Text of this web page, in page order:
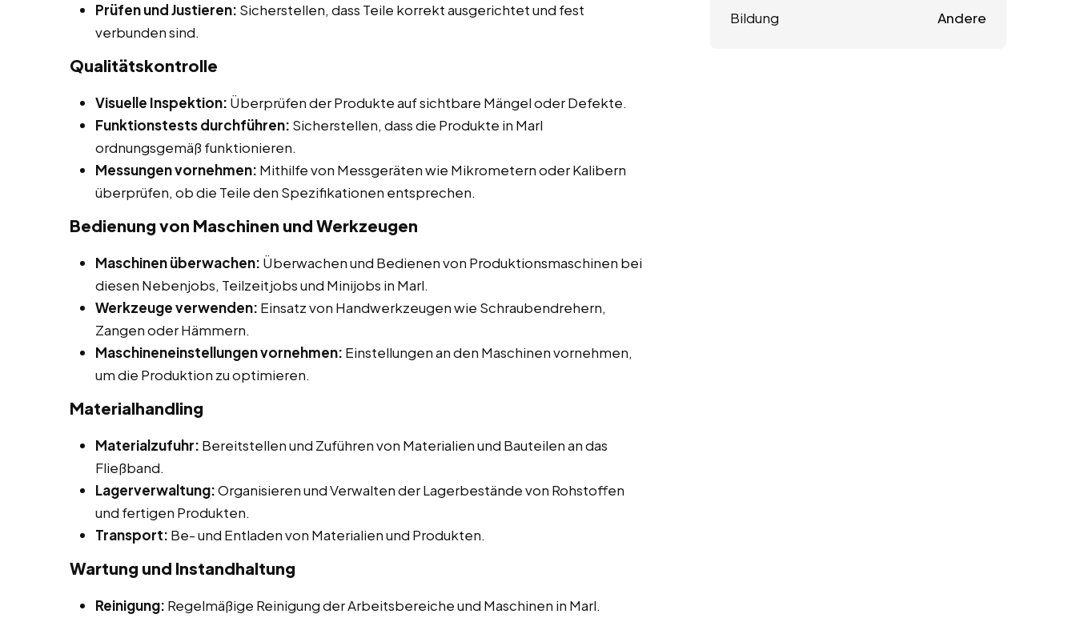
Prüfen und Justieren: Sicherstellen, dass Teile korrekt ausgerichtet und fest
verbunden sind.
Qualitätskontrolle
Visuelle Inspektion: Überprüfen der Produkte auf sichtbare Mängel oder Defekte.
Funktionstests durchführen: Sicherstellen, dass die Produkte in Marl
ordnungsgemäß funktionieren.
Messungen vornehmen: Mithilfe von Messgeräten wie Mikrometern oder Kalibern
überprüfen, ob die Teile den Spezifikationen entsprechen.
Bedienung von Maschinen und Werkzeugen
Maschinen überwachen: Überwachen und Bedienen von Produktionsmaschinen bei
diesen Nebenjobs, Teilzeitjobs und Minijobs in Marl.
Werkzeuge verwenden: Einsatz von Handwerkzeugen wie Schraubendrehern,
Zangen oder Hämmern.
Maschineneinstellungen vornehmen: Einstellungen an den Maschinen vornehmen,
um die Produktion zu optimieren.
Materialhandling
Materialzufuhr: Bereitstellen und Zuführen von Materialien und Bauteilen an das
Fließband.
Lagerverwaltung:Organisieren und Verwalten der Lagerbestände von Rohstoffen
und fertigen Produkten.
Transport: Be- und Entladen von Materialien und Produkten.
Wartung und Instandhaltung
Reinigung: Regelmäßige Reinigung der Arbeitsbereiche und Maschinen in Marl.
Bildung Andere